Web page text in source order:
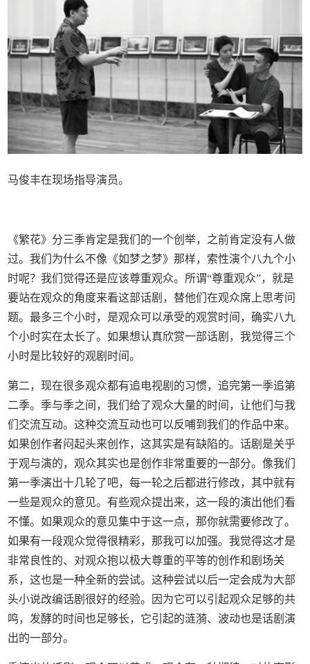
马俊丰在现场指导演员。
《繁花》分三季肯定是我们的一个创举，之前肯定没有人做
过。我们为什么不像《如梦之梦》那样，索性演个八九个小
时呢？我们觉得还是应该尊重观众。所谓“尊重观众”，就是
要站在观众的角度来看这部话剧，替他们在观众席上思考问
题。最多三个小时，是观众可以承受的观赏时间，确实八九
个小时实在太长了。如果想认真欣赏一部话剧，我觉得三个
小时是比较好的观剧时间。
第二，现在很多观众都有追电视剧的习惯，追完第一季追第
二季。季与季之间，我们给了观众大量的时间，让他们与我
们交流互动。这种交流互动也可以反哺到我们的作品中来。
如果创作者闷起头来创作，这其实是有缺陷的。话剧是关乎
于观与演的，观众其实也是创作非常重要的一部分。像我们
第一季演出十几轮了吧，每一轮之后都进行修改，其中就有
一些是观众的意见。有些观众提出来，这一段的演出他们看
不懂。如果观众的意见集中于这一点，那你就需要修改了。
如果有一段观众觉得很精彩，那我可以加强。我觉得这才是
非常良性的、对观众抱以极大尊重的平等的创作和剧场关
系，这也是一种全新的尝试。这种尝试以后一定会成为大部
头小说改编话剧很好的经验。因为它可以引起观众足够的共
鸣，发酵的时间也足够长，它引起的涟漪、波动也是话剧演
出的一部分。